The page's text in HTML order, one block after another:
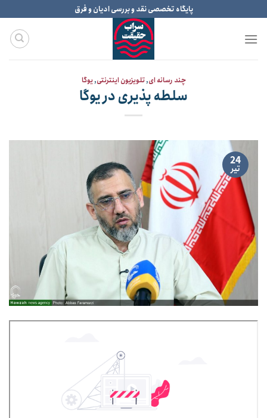
to
content
پایگاه تخصصی نقد و بررسی ادیان و فرق
چند رسانه ای,تلویزیون اینترنتی,یوگا
سلطه پذیری در یوگا
24
تیر